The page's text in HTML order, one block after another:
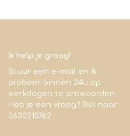
Ik help je graag!
Stuur een e-mail en ik
probeer binnen 24u op
werkdagen te antwoorden.
Heb je een vraag? Bel naar
0630210762